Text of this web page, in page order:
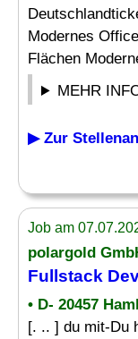
Modernes
Flächen
MEHR
▶ Zur
Job am
polargold
Fullstack
• D- 20457
[. .. ] du mit-Du